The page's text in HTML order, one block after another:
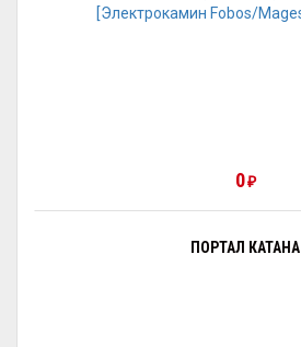
0₽
ПОРТАЛ КАТАНА